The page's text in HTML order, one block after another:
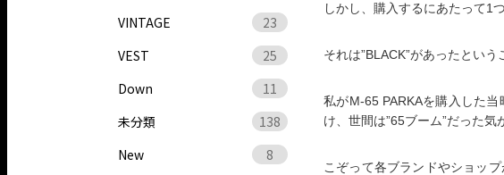
VINTAGE
23
VEST
25
Down
11
未分類
138
New
8
しかし、購入するにあたって1
それは”BLACK”があったという
私がM-65 PARKAを購入した
け、世間は”65ブーム”だった気
こぞって各ブランドやショッ